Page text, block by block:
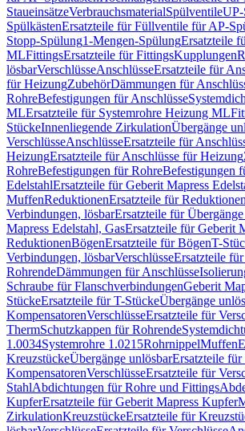
StaueinsätzeVerbrauchsmaterialSpülventileUP-
SpülkästenErsatzteile für Füllventile für AP-
Stopp-Spülung1-Mengen-SpülungErsatzteile
MLFittingsErsatzteile für FittingsKupplungen
lösbarVerschlüsseAnschlüsseErsatzteile für
für HeizungZubehörDämmungen für
RohreBefestigungen für Anschlüsse
MLErsatzteile für Systemrohre Heizung ML
StückeInnenliegende ZirkulationÜbergänge
VerschlüsseAnschlüsseErsatzteile für
HeizungErsatzteile für Anschlüsse für Heizung
RohreBefestigungen für RohreBefestigungen
EdelstahlErsatzteile für Geberit Mapress
MuffenReduktionenErsatzteile für Reduktionen
Verbindungen, lösbarErsatzteile für
Mapress Edelstahl, GasErsatzteile für Geberit
ReduktionenBögenErsatzteile für BögenT-
Verbindungen, lösbarVerschlüsseErsatzteile
RohrendeDämmungen für Anschlüsse
Schraube für FlanschverbindungenGeberit
StückeErsatzteile für T-StückeÜbergänge
KompensatorenVerschlüsseErsatzteile für
ThermSchutzkappen für Rohrende
1.0034Systemrohre 1.0215RohrnippelMuffen
KreuzstückeÜbergänge unlösbarErsatzteile
KompensatorenVerschlüsseErsatzteile für
StahlAbdichtungen für Rohre und Fittings
KupferErsatzteile für Geberit Mapress Kupfer
ZirkulationKreuzstückeErsatzteile für